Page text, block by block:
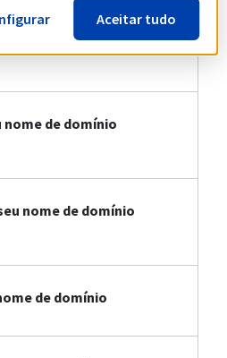
de domínio
nome de domínio
nome de domínio
de domínio
Aceitar tudo